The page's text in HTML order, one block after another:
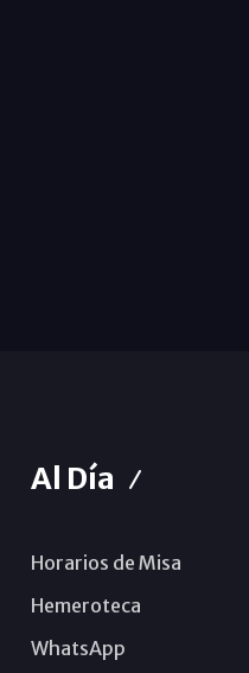
Al Día
Horarios de Misa
Hemeroteca
WhatsApp